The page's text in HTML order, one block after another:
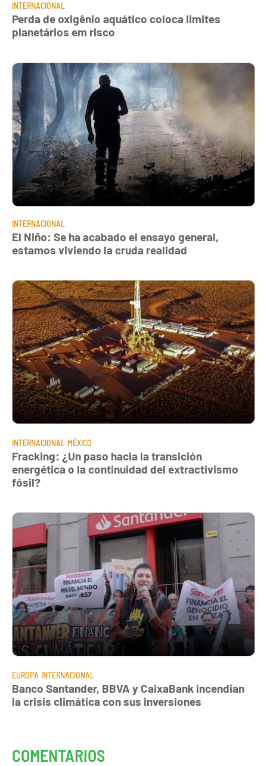
INTERNACIONAL
Perda de oxigênio aquático coloca limites
planetários em risco
INTERNACIONAL
El Niño: Se ha acabado el ensayo general,
estamos viviendo la cruda realidad
INTERNACIONAL MÉXICO
Fracking: ¿Un paso hacia la transición
energética o la continuidad del extractivismo
fósil?
EUROPA INTERNACIONAL
Banco Santander, BBVA y CaixaBank incendian
la crisis climática con sus inversiones
COMENTARIOS